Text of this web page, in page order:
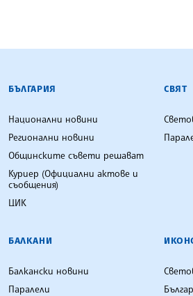
БЪЛГАРСКА
БЪЛГАРИЯ
Национални новини
Регионални новини
Общинските съвети решават
Куриер (Официални актове и
съобщения)
ЦИК
СВЯТ
БАЛКАНИ
Балкански новини
Паралели